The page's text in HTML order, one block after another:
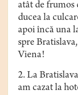
atât de frumos
ducea la
apoi încă una
spre
Viena!
2. La
am cazat la